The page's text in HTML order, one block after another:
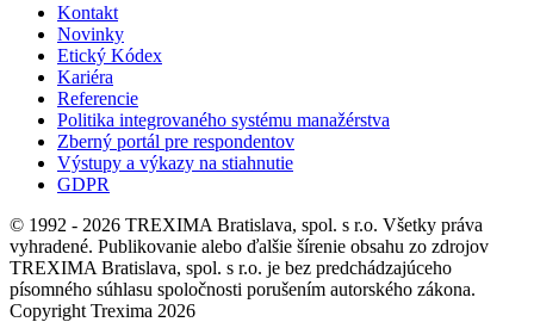
Kontakt
Novinky
Etický Kódex
Kariéra
Referencie
Politika integrovaného systému manažérstva
Zberný portál pre respondentov
Výstupy a výkazy na stiahnutie
GDPR
© 1992 - 2026 TREXIMA Bratislava, spol. s r.o. Všetky práva
vyhradené. Publikovanie alebo ďalšie šírenie obsahu zo zdrojov
TREXIMA Bratislava, spol. s r.o. je bez predchádzajúceho
písomného súhlasu spoločnosti porušením autorského zákona.
Copyright Trexima 2026